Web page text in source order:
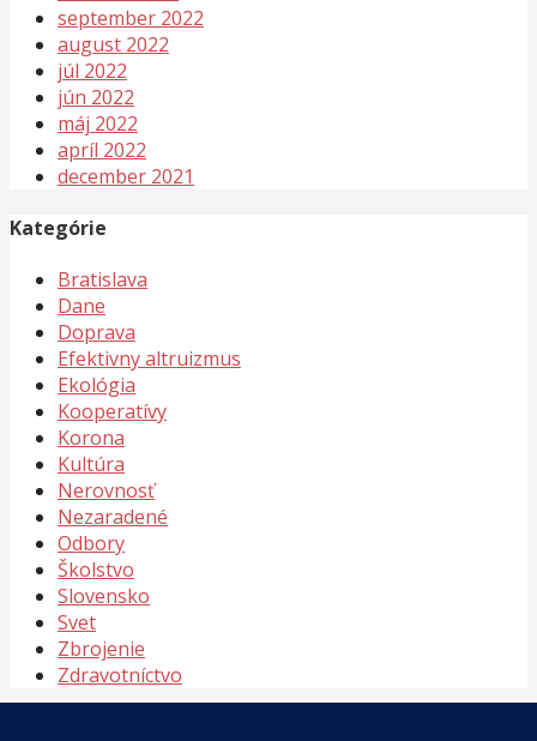
september 2022
august 2022
júl 2022
jún 2022
máj 2022
apríl 2022
december 2021
Kategórie
Bratislava
Dane
Doprava
Efektivny altruizmus
Ekológia
Kooperatívy
Korona
Kultúra
Nerovnosť
Nezaradené
Odbory
Školstvo
Slovensko
Svet
Zbrojenie
Zdravotníctvo